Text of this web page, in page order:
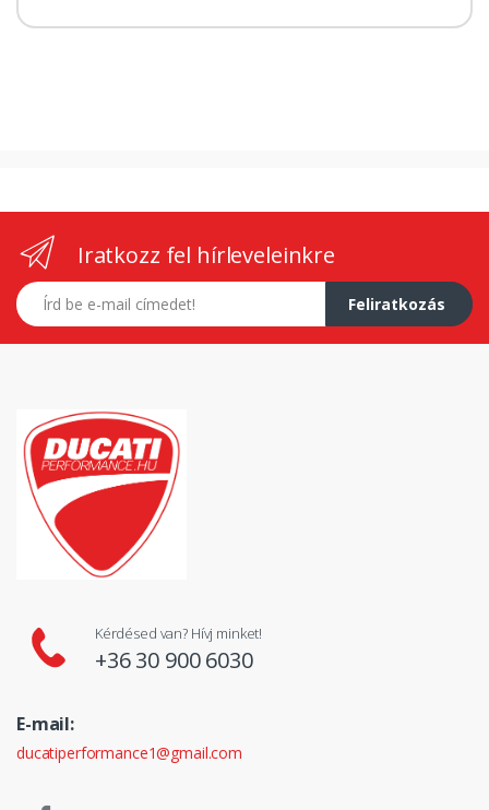
Iratkozz fel hírleveleinkre
E-mail címed
Feliratkozás
Kérdésed van? Hívj minket!
+36 30 900 6030
E-mail:
ducatiperformance1@gmail.com